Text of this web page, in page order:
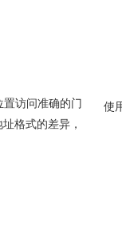
置访问准确的门
格式的差异，
使